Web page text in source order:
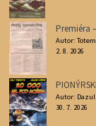
Premiéra
Autor: Totem
2. 8. 2026
Autor: Dazul
30. 7. 2026